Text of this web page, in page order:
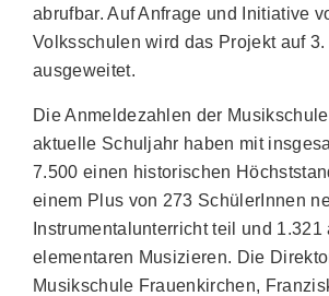
abrufbar. Auf Anfrage und Initiative
Volksschulen wird das Projekt auf
ausgeweitet.
Die Anmeldezahlen der
aktuelle Schuljahr haben mit
7.500 einen historischen
einem Plus von 273 SchülerInnen
Instrumentalunterricht teil und 1.321
elementaren Musizieren. Die
Musikschule Frauenkirchen,